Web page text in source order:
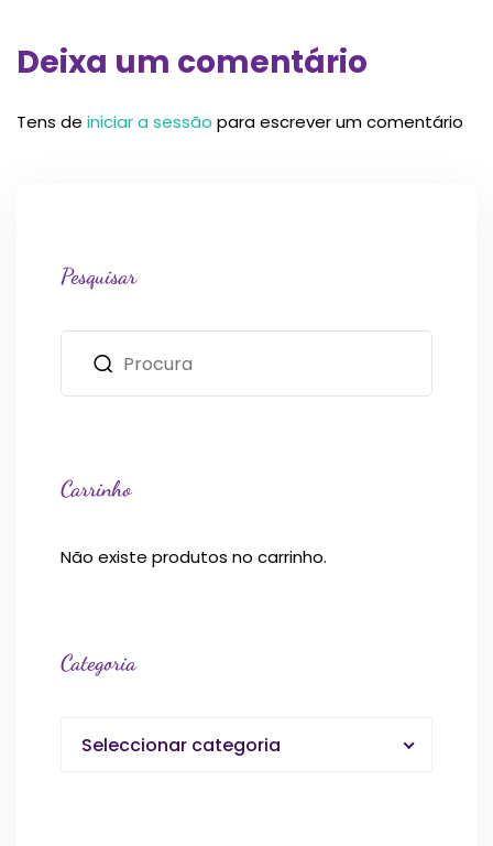
Deixa um comentário
Tens de iniciar a sessão para escrever um comentário
Pesquisar
Carrinho
Não existe produtos no carrinho.
Categoria
Seleccionar categoria